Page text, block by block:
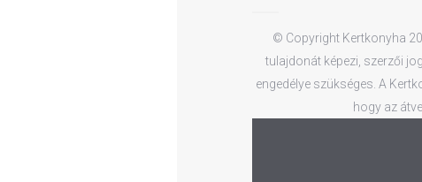
© Copyright Kertkonyha
tulajdonát képezi, szerzői
engedélye szükséges. A
hogy az